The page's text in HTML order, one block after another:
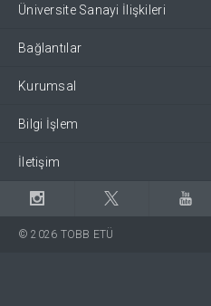
Üniversite Sanayi İlişkileri
Bağlantılar
Kurumsal
Bilgi İşlem
İletişim
© 2026 TOBB ETÜ